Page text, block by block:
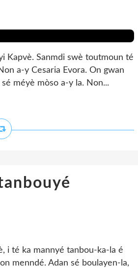
Kapvè. Sanmdi swè toutmoun té
a-y Cesaria Evora. On gwan
méyè mòso a-y la. Non...
i té ka mannyé tanbou-ka-la é
menndé. Adan sé boulayen-la,